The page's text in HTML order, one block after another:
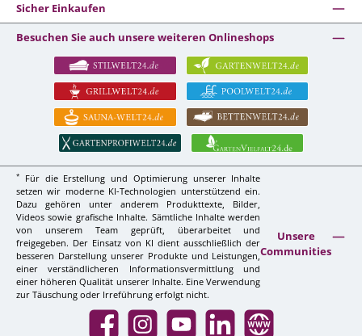
Sicher Einkaufen
Besuchen Sie auch unsere weiteren Onlineshops
*
Für die Erstellung und Optimierung unserer Inhalte
setzen wir moderne KI-Technologien unterstützend ein.
Dazu gehören unter anderem Produkttexte, Bilder,
Videos sowie grafische Inhalte. Sämtliche Inhalte werden
von unserem Team geprüft, überarbeitet und
freigegeben. Der Einsatz von KI dient ausschließlich der
besseren Darstellung unserer Produkte und Leistungen,
einer verständlicheren Informationsvermittlung und
einer höheren Qualität unserer Inhalte. Eine Verwendung
zur Täuschung oder Irreführung erfolgt nicht.
Unsere
Communities
Facebook InstagramYouTube LinkedIn Website